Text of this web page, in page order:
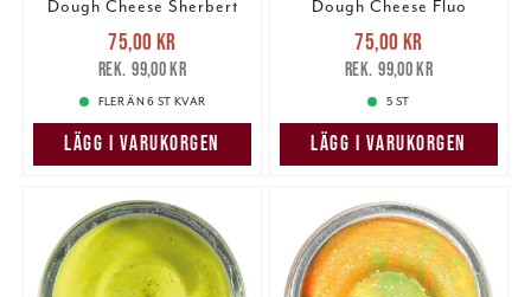
Dough Cheese Sherbert
Nuvarande pris
75,00 krTidigare pris
99,00 kr
75,00 kr
99,00 kr
FLER ÄN 6 ST KVAR
LÄGG I VARUKORGEN
Dough Cheese Fluo
Nuvarande pris
75,00 krTidigare pris
99,00 kr
75,00 kr
99,00 kr
5 ST
LÄGG I VARUKORGEN